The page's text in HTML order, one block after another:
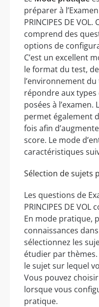
préparer à
PRINCIPES DE
comprend des
options de
C’est un excellent
le format du test,
l’environnement
répondre aux
posées à
permet également
fois afin
score. Le mode
caractéristiques
Sélection de sujets
Les questions de
PRINCIPES DE
En mode pratique,
connaissances
sélectionnez les
étudier par
le sujet sur lequel
Vous pouvez
lorsque vous
pratique.